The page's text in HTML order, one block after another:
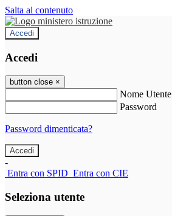
Salta al contenuto
Accedi
Accedi
button close ×
Nome Utente
Password
Password dimenticata?
-
Entra con SPID Entra con CIE
Seleziona utente